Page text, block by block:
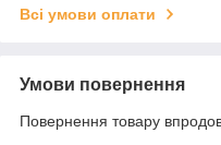
Всі умови оплати
Умови повернення
Повернення товару